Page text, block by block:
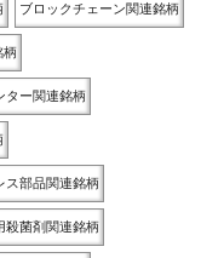
ブロックチェーン関連銘柄
柄
ター関連銘柄
ス部品関連銘柄
殺菌剤関連銘柄